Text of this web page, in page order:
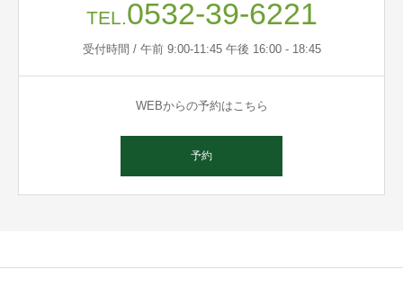
TEL.0532-39-6221
受付時間 / 午前 9:00-11:45 午後 16:00 - 18:45
WEBからの予約はこちら
予約